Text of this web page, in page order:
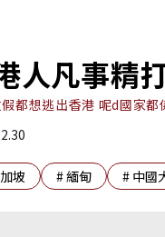
人凡事精
都想逃出香港 呢d國家都
坡 #緬甸 # 中國